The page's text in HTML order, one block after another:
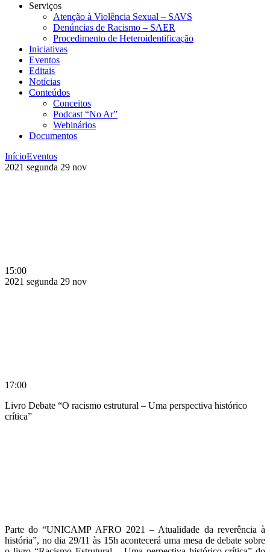
Serviços
Atenção à Violência Sexual – SAVS
Denúncias de Racismo – SAER
Procedimento de Heteroidentificação
Iniciativas
Eventos
Editais
Notícias
Conteúdos
Conceitos
Podcast “No Ar”
Webinários
Documentos
InícioEventos
2021 segunda 29 nov
15:00
2021 segunda 29 nov
17:00
Livro Debate “O racismo estrutural – Uma perspectiva histórico
crítica”
Parte do “UNICAMP AFRO 2021 – Atualidade da reverência à
história”, no dia 29/11 às 15h acontecerá uma mesa de debate sobre